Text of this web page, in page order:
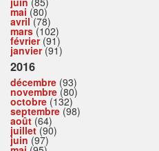
mai (80)
avril(78)
mars(102)
février(91)
janvier(91)
2016
décembre (93)
novembre (80)
octobre (132)
septembre (98)
août (64)
juillet(90)
juin (97)